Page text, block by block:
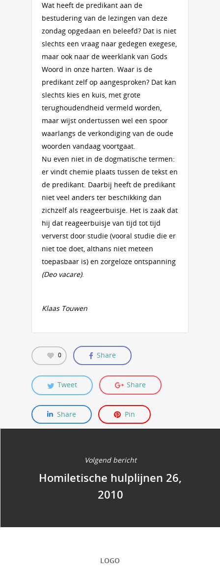
Wat heeft de predikant aan de
bestudering van de lezingen van deze
zondag opgedaan en beleefd? Dat is niet
slechts een vraag naar gedegen exegese,
maar ook naar de weerklank van Gods
Woord in onze harten. Waar is de
predikant zelf op aangesproken? Dat kan
slechts kies en kuis, met grote
terughoudendheid vermeld worden,
maar wijst ondertussen wel een spoor
waarlangs de verkondiging van de oude
woorden vandaag voortgaat.
Nu even niet in de dogmatische termen:
er vindt chemie plaats tussen de tekst en
de predikant. Daarbij heeft de predikant
niet veel anders ter beschikking dan
zichzelf als reageerbuisje. Het is zaak dat
hij dat reageerbuisje van tijd tot tijd
ververst door studie (vooral studie die er
niet toe doet, althans niet meteen
toepasbaar is) en zorgeloze ontspanning
(Deo vacare).
Klaas Touwen
0 Share
Tweet Share
Share Pin
Volgend bericht
Homiletische hulplijnen 26,
2010
LOGO